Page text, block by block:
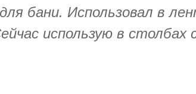
бани. Использовал в
использую в